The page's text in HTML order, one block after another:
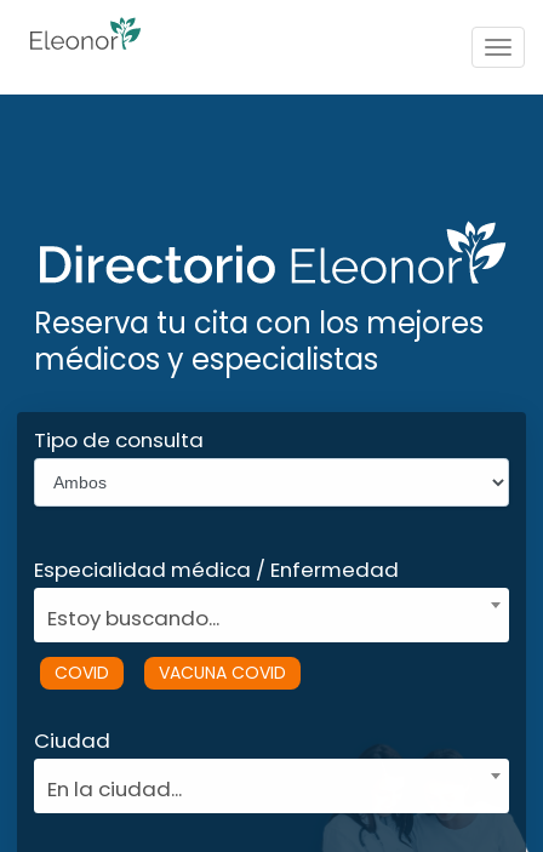
Reserva tu cita con los mejores
médicos y especialistas
Tipo de consulta
Especialidad médica / Enfermedad
Estoy buscando...
COVID VACUNA COVID
Ciudad
En la ciudad...